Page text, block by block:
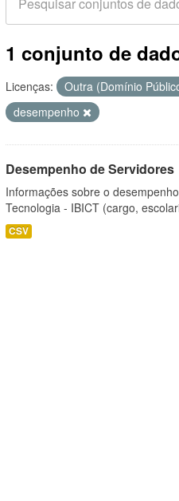
1 conjunto de
Licenças: Outra (Domínio
desempenho
Desempenho de Servidores
Informações sobre o
Tecnologia - IBICT (cargo,
CSV